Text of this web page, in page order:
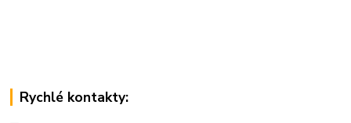
Rychlé kontakty: